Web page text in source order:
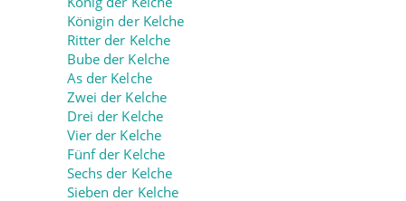
Königin der Kelche
Ritter der Kelche
Bube der Kelche
As der Kelche
Zwei der Kelche
Drei der Kelche
Vier der Kelche
Fünf der Kelche
Sechs der Kelche
Sieben der Kelche